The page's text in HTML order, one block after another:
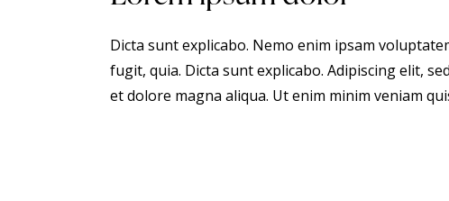
Dicta sunt explicabo. Nemo enim ipsam
fugit, quia. Dicta sunt explicabo. Adipiscing elit,
et dolore magna aliqua. Ut enim minim veniam